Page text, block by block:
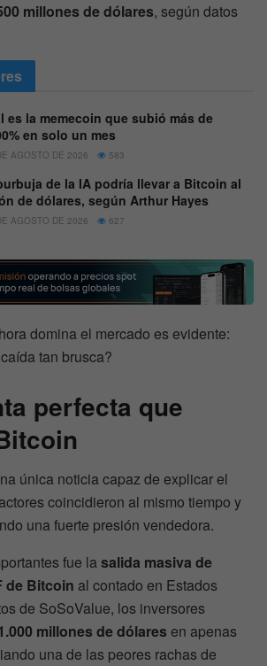
millones de dólares, según datos
es la memecoin que subió más de
en solo un mes
AGOSTO DE 2026 583
de la IA podría llevar a Bitcoin al
de dólares, según Arthur Hayes
AGOSTO DE 2026 627
domina el mercado es evidente:
tan brusca?
perfecta que
única noticia capaz de explicar el
coincidieron al mismo tiempo y
una fuerte presión vendedora.
fue la salida masiva de
de Bitcoin al contado en Estados
de SoSoValue, los inversores
millones de dólares en apenas
una de las peores rachas de